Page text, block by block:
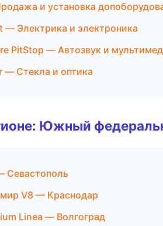
и установка
— Электрика и электроника
PitStop — Автозвук и
— Стекла и оптика
Южный
Севастополь
V8 — Краснодар
Linea — Волгоград